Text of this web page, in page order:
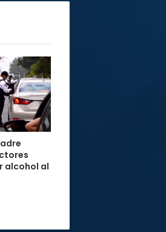
alcohol al